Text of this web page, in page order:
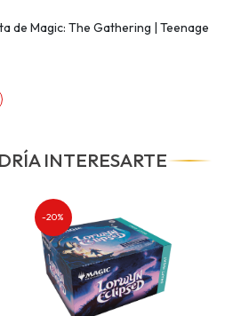
de Magic: The Gathering | Teenage
INTERESARTE
-20%